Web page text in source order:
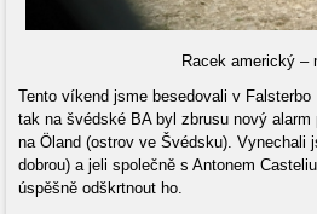
Racek americký –
Tento víkend jsme besedovali v
tak na švédské BA byl zbrusu nový alarm
na Öland (ostrov ve Švédsku). Vynechali
dobrou) a jeli společně s Antonem
úspěšně odškrtnout ho.